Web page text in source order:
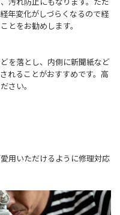
年変化がしづらくなるので経
とをお勧めします。
を落とし、内側に新聞紙など
れることがおすすめです。高
さい。
用いただけるように修理対応